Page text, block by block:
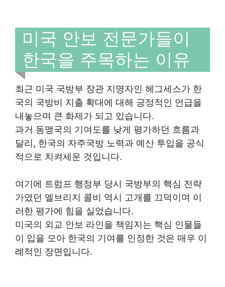
미국 안보 전문가들이
한국을 주목하는 이유
최근 미국 국방부 장관 지명자인 헤그세스가 한
국의 국방비 지출 확대에 대해 긍정적인 언급을
내놓으며 큰 화제가 되고 있습니다.
과거 동맹국의 기여도를 낮게 평가하던 흐름과
달리, 한국의 자주국방 노력과 예산 투입을 공식
적으로 치켜세운 것입니다.
여기에 트럼프 행정부 당시 국방부의 핵심 전략
가였던 엘브리지 콜비 역시 고개를 끄덕이며 이
러한 평가에 힘을 실었습니다.
미국의 외교 안보 라인을 책임지는 핵심 인물들
이 입을 모아 한국의 기여를 인정한 것은 매우 이
례적인 장면입니다.